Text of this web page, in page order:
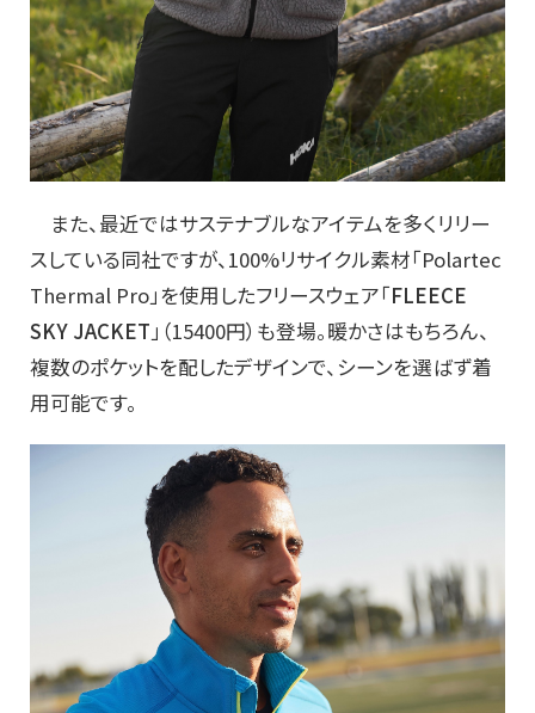
また、最近ではサステナブルなアイテムを多くリリー
スしている同社ですが、100%リサイクル素材「Polartec
Thermal Pro」を使用したフリースウェア「FLEECE
SKY JACKET 」（15400円）も登場。暖かさはもちろん、
複数のポケットを配したデザインで、シーンを選ばず着
用可能です。